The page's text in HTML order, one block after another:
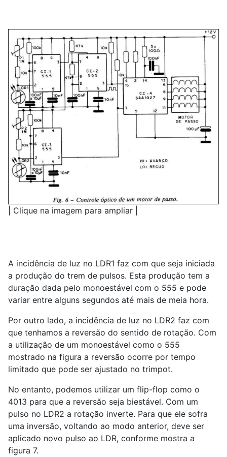
| Clique na imagem para ampliar |
A incidência de luz no LDR1 faz com que seja iniciada
a produção do trem de pulsos. Esta produção tem a
duração dada pelo monoestável com o 555 e pode
variar entre alguns segundos até mais de meia hora.
Por outro lado, a incidência de luz no LDR2 faz com
que tenhamos a reversão do sentido de rotação. Com
a utilização de um monoestável como o 555
mostrado na figura a reversão ocorre por tempo
limitado que pode ser ajustado no trimpot.
No entanto, podemos utilizar um flip-flop como o
4013 para que a reversão seja biestável. Com um
pulso no LDR2 a rotação inverte. Para que ele sofra
uma inversão, voltando ao modo anterior, deve ser
aplicado novo pulso ao LDR, conforme mostra a
figura 7.